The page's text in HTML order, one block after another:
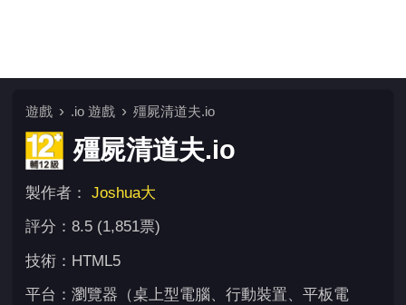
遊戲 .io 遊戲 殭屍清道夫.io
殭屍清道夫.io
製作者： Joshua大
評分：8.5 (1,851票)
技術：HTML5
平台：瀏覽器（桌上型電腦、行動裝置、平板電